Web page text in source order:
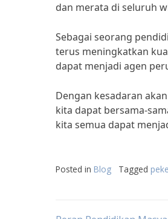
dan merata di seluruh
Sebagai seorang
terus meningkatkan
dapat menjadi agen
Dengan kesadaran
kita dapat bersama-
kita semua dapat
Posted in Blog Tagged